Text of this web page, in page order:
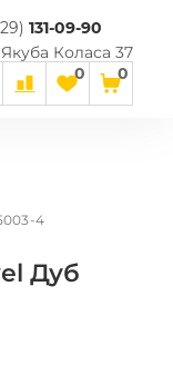
131-09-90
Коласа 37
0
0
4
Дуб